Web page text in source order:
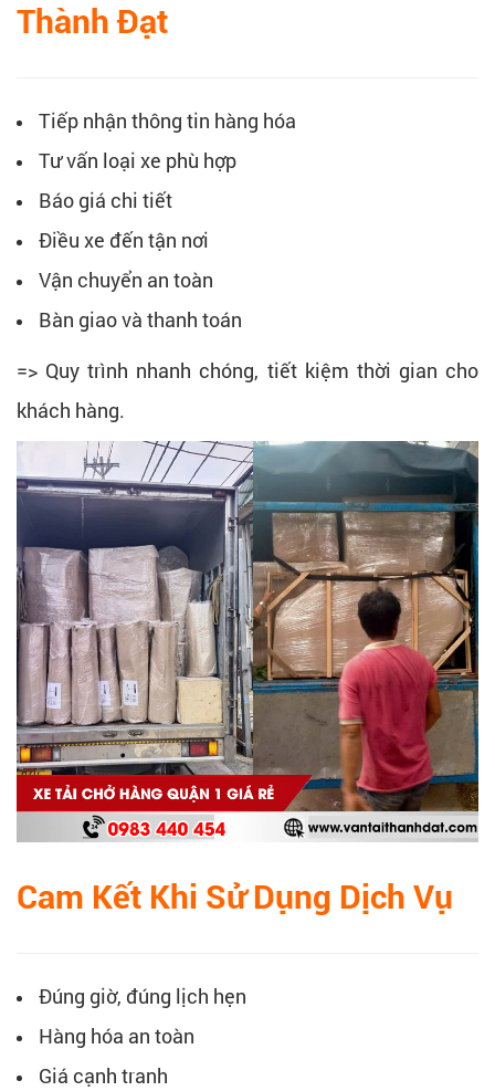
Thành Đạt
Tiếp nhận thông tin hàng hóa
Tư vấn loại xe phù hợp
Báo giá chi tiết
Điều xe đến tận nơi
Vận chuyển an toàn
Bàn giao và thanh toán
=> Quy trình nhanh chóng, tiết kiệm thời gian cho
khách hàng.
Cam Kết Khi Sử Dụng Dịch Vụ
Đúng giờ, đúng lịch hẹn
Hàng hóa an toàn
Giá cạnh tranh